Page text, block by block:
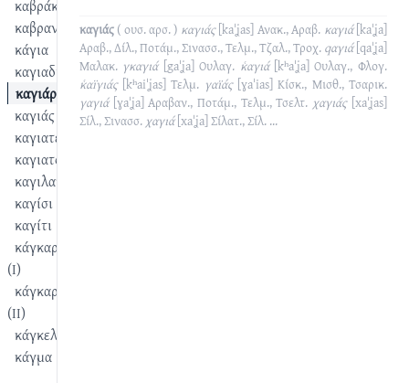
καβράκι
καβραντώ
κάγια
καγιαδιώνας
καγιάρι
καγιάς
καγιατερός
καγιατσής
καγιλατίζω
καγίσι
καγίτι
κάγκαρα
(I)
κάγκαρα
(II)
κάγκελο
κάγμα
καγιάς ( ουσ. αρσ. ) καγιάς [kaˈʝas] Ανακ., Αραβ. καγιά [kaˈʝa]
Αραβ., Δίλ., Ποτάμ., Σινασσ., Τελμ., Τζαλ., Τροχ. qαγιά [qaˈʝa]
Μαλακ. γκαγιά [gaˈʝa] Ουλαγ. κ͑αγιά [kʰaˈʝa] Ουλαγ., Φλογ.
κ͑αïγιάς [kʰaiˈʝas] Τελμ. γαϊάς [ɣaˈias] Κίσκ., Μισθ., Τσαρικ.
γαγιά [ɣaˈʝa] Αραβαν., Ποτάμ., Τελμ., Τσελτ. χαγιάς [xaˈʝas]
Σίλ., Σινασσ. χαγιά [xaˈʝa] Σίλατ., Σίλ. ...